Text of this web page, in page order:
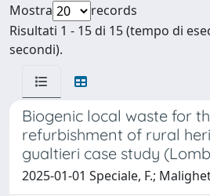
Mostra
records
Risultati 1 - 15 di 15 (tempo di
secondi).
Biogenic local waste for
refurbishment of rural
gualtieri case study
2025-01-01 Speciale, F.;